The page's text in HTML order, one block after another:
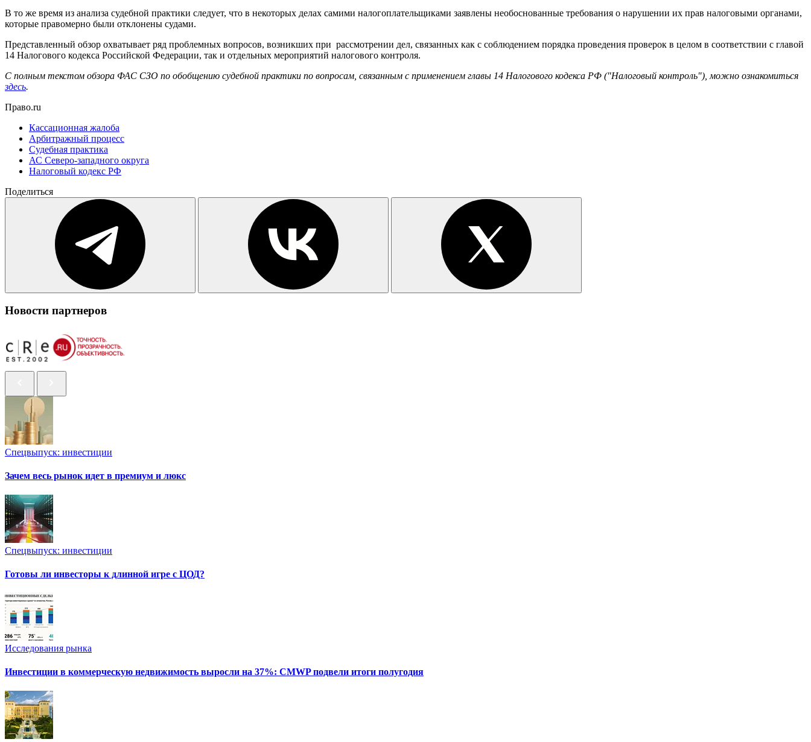
В то же время из анализа судебной практики следует, что в некоторых делах самими налогоплательщиками заявлены необоснованные требования о нарушении их прав налоговыми органами,
которые правомерно были отклонены судами.
Представленный обзор охватывает ряд проблемных вопросов, возникших при рассмотрении дел, связанных как с соблюдением порядка проведения проверок в целом в соответствии с главой
14 Налогового кодекса Российской Федерации, так и отдельных мероприятий налогового контроля.
С полным текстом обзора ФАС СЗО по обобщению судебной практики по вопросам, связанным с применением главы 14 Налогового кодекса РФ ("Налоговый контроль"), можно ознакомиться
здесь.
Право.ru
Кассационная жалоба
Арбитражный процесс
Судебная практика
АС Северо-западного округа
Налоговый кодекс РФ
Поделиться
Новости партнеров
Спецвыпуск: инвестиции
Зачем весь рынок идет в премиум и люкс
Спецвыпуск: инвестиции
Готовы ли инвесторы к длинной игре с ЦОД?
Исследования рынка
Инвестиции в коммерческую недвижимость выросли на 37%: CMWP подвели итоги полугодия